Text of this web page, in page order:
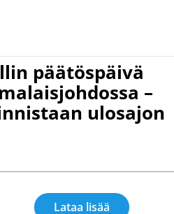
päätöspäivä
–
ulosajon
Lataa lisää